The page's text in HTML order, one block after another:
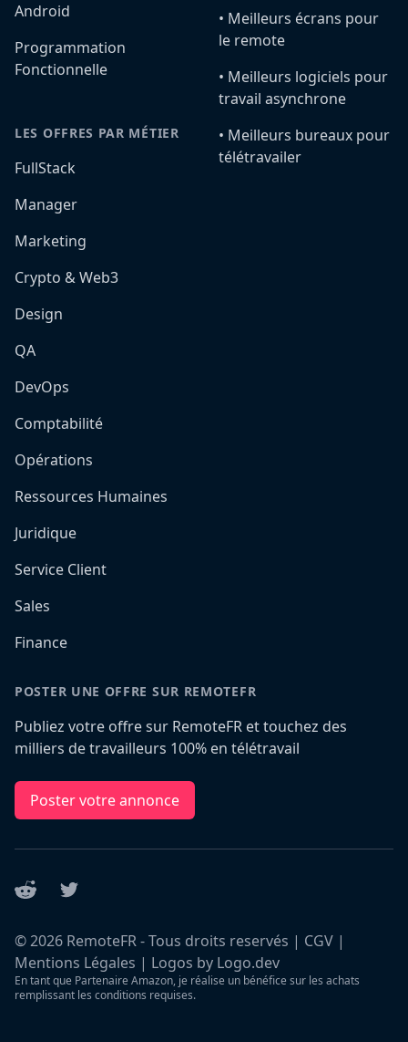
Android
Programmation
Fonctionnelle
LES OFFRES PAR MÉTIER
FullStack
Manager
Marketing
Crypto & Web3
Design
QA
DevOps
Comptabilité
Opérations
Ressources Humaines
Juridique
Service Client
Sales
Finance
•️ Meilleurs écrans pour
le remote
•️ Meilleurs logiciels pour
travail asynchrone
•️ Meilleurs bureaux pour
télétravailer
POSTER UNE OFFRE SUR REMOTEFR
Publiez votre offre sur RemoteFR et touchez des
milliers de travailleurs 100% en télétravail
Poster votre annonce
Reddit Twitter
©2026 RemoteFR - Tous droits reservés | CGV |
Mentions Légales | Logos by Logo.dev
En tant que Partenaire Amazon, je réalise un bénéfice sur les achats
remplissant les conditions requises.